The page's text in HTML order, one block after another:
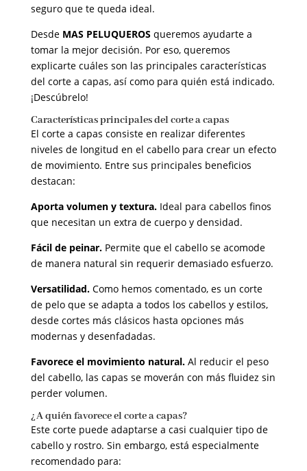
seguro que te queda ideal.
Desde MAS PELUQUEROS queremos ayudarte a
tomar la mejor decisión. Por eso, queremos
explicarte cuáles son las principales características
del corte a capas, así como para quién está indicado.
¡Descúbrelo!
Características principales del corte a capas
El corte a capas consiste en realizar diferentes
niveles de longitud en el cabello para crear un efecto
de movimiento. Entre sus principales beneficios
destacan:
Aporta volumen y textura.Ideal para cabellos finos
que necesitan un extra de cuerpo y densidad.
Fácil de peinar.Permite que el cabello se acomode
de manera natural sin requerir demasiado esfuerzo.
Versatilidad. Como hemos comentado, es un corte
de pelo que se adapta a todos los cabellos y estilos,
desde cortes más clásicos hasta opciones más
modernas y desenfadadas.
Favorece el movimiento natural.Al reducir el peso
del cabello, las capas se moverán con más fluidez sin
perder volumen.
¿A quién favorece el corte a capas?
Este corte puede adaptarse a casi cualquier tipo de
cabello y rostro. Sin embargo, está especialmente
recomendado para: